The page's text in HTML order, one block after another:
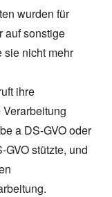
wurden für
auf sonstige
sie nicht mehr
ihre
a DS-GVO oder
stützte, und